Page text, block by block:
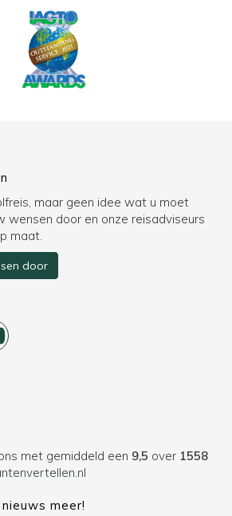
maar geen idee wat u moet
wensen door en onze reisadviseurs
maat.
door
met gemiddeld een 9,5 over 1558
meer!